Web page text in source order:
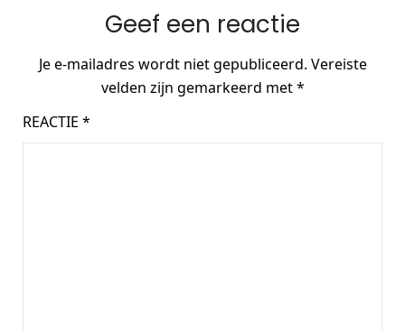
Geef een reactie
Je e-mailadres wordt niet gepubliceerd. Vereiste
velden zijn gemarkeerd met*
REACTIE *